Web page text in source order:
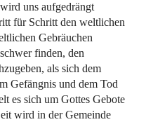
uns aufgedrängt
für Schritt den weltlichen
Gebräuchen
finden, den
als sich dem
Gefängnis und dem Tod
es sich um Gottes Gebote
wird in der Gemeinde